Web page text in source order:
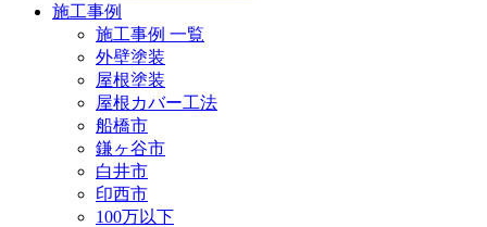
施工事例
施工事例 一覧
外壁塗装
屋根塗装
屋根カバー工法
船橋市
鎌ヶ谷市
白井市
印西市
100万以下